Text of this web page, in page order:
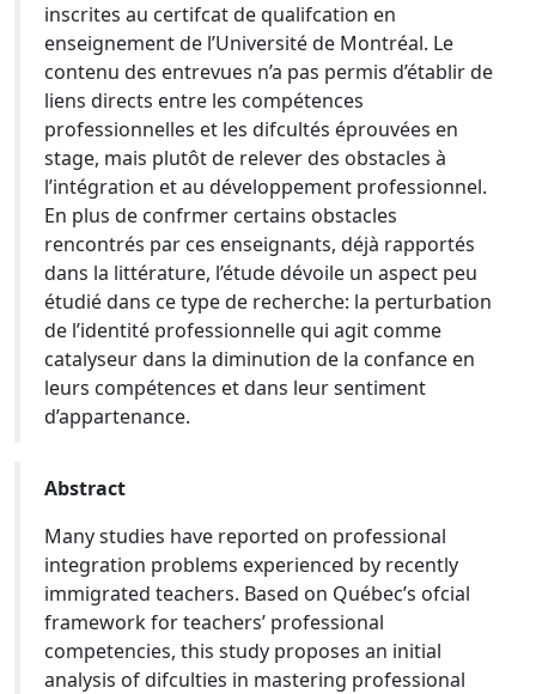
inscrites au certifcat de qualifcation en
enseignement de l’Université de Montréal. Le
contenu des entrevues n’a pas permis d’établir de
liens directs entre les compétences
professionnelles et les difcultés éprouvées en
stage, mais plutôt de relever des obstacles à
l’intégration et au développement professionnel.
En plus de confrmer certains obstacles
rencontrés par ces enseignants, déjà rapportés
dans la littérature, l’étude dévoile un aspect peu
étudié dans ce type de recherche: la perturbation
de l’identité professionnelle qui agit comme
catalyseur dans la diminution de la confance en
leurs compétences et dans leur sentiment
d’appartenance.
Abstract
Many studies have reported on professional
integration problems experienced by recently
immigrated teachers. Based on Québec’s ofcial
framework for teachers’ professional
competencies, this study proposes an initial
analysis of difculties in mastering professional